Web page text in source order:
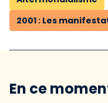
2001 : Les
En ce